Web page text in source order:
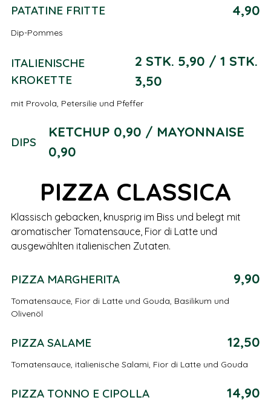
PATATINE FRITTE 4,90
Dip-Pommes
ITALIENISCHE
KROKETTE
2 STK. 5,90 / 1 STK.
3,50
mit Provola, Petersilie und Pfeffer
DIPS
KETCHUP 0,90 / MAYONNAISE
0,90
PIZZA CLASSICA
Klassisch gebacken, knusprig im Biss und belegt mit
aromatischer Tomatensauce, Fior di Latte und
ausgewählten italienischen Zutaten.
PIZZA MARGHERITA 9,90
Tomatensauce, Fior di Latte und Gouda, Basilikum und
Olivenöl
PIZZA SALAME 12,50
Tomatensauce, italienische Salami, Fior di Latte und Gouda
PIZZA TONNO E CIPOLLA 14,90